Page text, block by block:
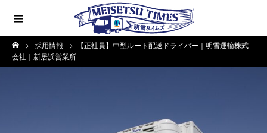
採用情報
【正社員】中型ルート配送ドライバー｜明雪運輸株式
会社｜新居浜営業所